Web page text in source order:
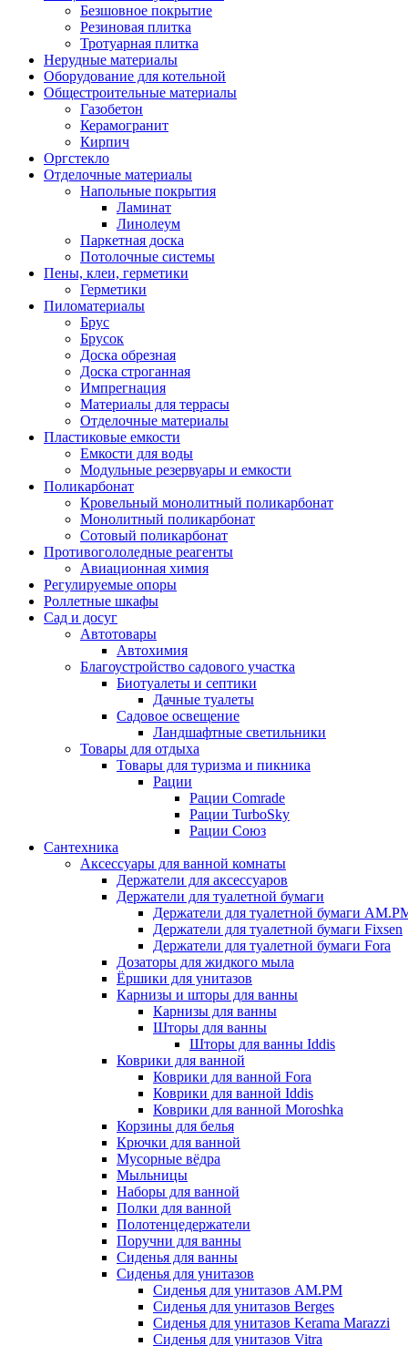
Безшовное покрытие
Резиновая плитка
Тротуарная плитка
Нерудные материалы
Оборудование для котельной
Общестроительные материалы
Газобетон
Керамогранит
Кирпич
Оргстекло
Отделочные материалы
Напольные покрытия
Ламинат
Линолеум
Паркетная доска
Потолочные системы
Пены, клеи, герметики
Герметики
Пиломатериалы
Брус
Брусок
Доска обрезная
Доска строганная
Импрегнация
Материалы для террасы
Отделочные материалы
Пластиковые емкости
Емкости для воды
Модульные резервуары и емкости
Поликарбонат
Кровельный монолитный поликарбонат
Монолитный поликарбонат
Сотовый поликарбонат
Противогололедные реагенты
Авиационная химия
Регулируемые опоры
Роллетные шкафы
Сад и досуг
Автотовары
Автохимия
Благоустройство садового участка
Биотуалеты и септики
Дачные туалеты
Садовое освещение
Ландшафтные светильники
Товары для отдыха
Товары для туризма и пикника
Рации
Рации Comrade
Рации TurboSky
Рации Союз
Сантехника
Аксессуары для ванной комнаты
Держатели для аксессуаров
Держатели для туалетной бумаги
Держатели для туалетной бумаги
Держатели для туалетной бумаги Fixsen
Держатели для туалетной бумаги Fora
Дозаторы для жидкого мыла
Ёршики для унитазов
Карнизы и шторы для ванны
Карнизы для ванны
Шторы для ванны
Шторы для ванны Iddis
Коврики для ванной
Коврики для ванной Fora
Коврики для ванной Iddis
Коврики для ванной Moroshka
Корзины для белья
Крючки для ванной
Мусорные вёдра
Мыльницы
Наборы для ванной
Полки для ванной
Полотенцедержатели
Поручни для ванны
Сиденья для ванны
Сиденья для унитазов
Сиденья для унитазов AM.PM
Сиденья для унитазов Berges
Сиденья для унитазов Kerama Marazzi
Сиденья для унитазов Vitra